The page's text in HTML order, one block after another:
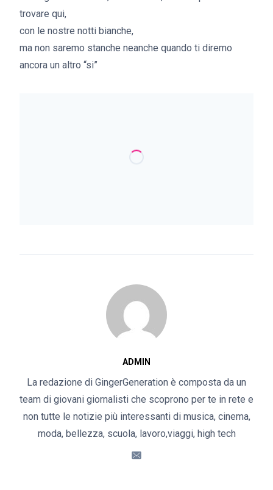
trovare qui,
con le nostre notti bianche,
ma non saremo stanche neanche quando ti diremo
ancora un altro “si”
ADMIN
La redazione di GingerGeneration è composta da un
team di giovani giornalisti che scoprono per te in rete e
non tutte le notizie più interessanti di musica, cinema,
moda, bellezza, scuola, lavoro,viaggi, high tech